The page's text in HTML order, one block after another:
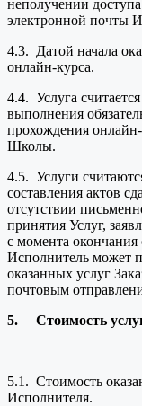
неполучении
электронной почты
4.3. Датой начала
онлайн-курса.
4.4. Услуга
выполнения
прохождения онлайн-
Школы.
4.5. Услуги
составления актов
отсутствии
принятия Услуг,
с момента окончания
Исполнитель может
оказанных услуг
почтовым
5. Стоимость
5.1. Стоимость
Исполнителя.